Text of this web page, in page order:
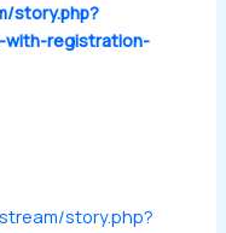
story.php?
registration-
story.php?